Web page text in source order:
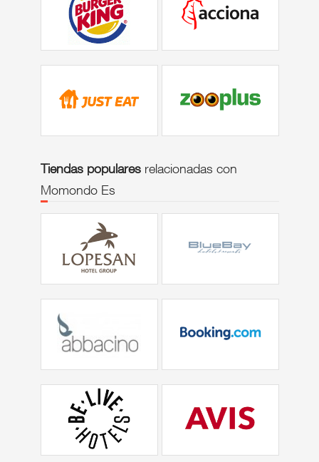
Tiendas popularesrelacionadas con
Momondo Es